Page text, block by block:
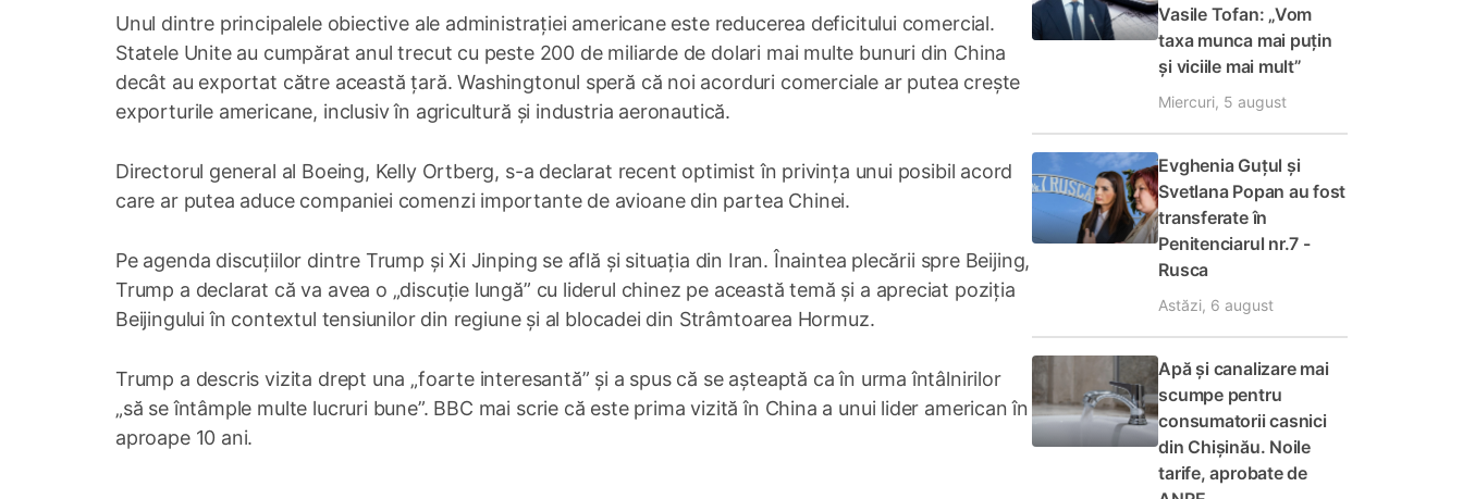
Unul dintre principalele obiective ale administrației americane este reducerea deficitului comercial.
Statele Unite au cumpărat anul trecut cu peste 200 de miliarde de dolari mai multe bunuri din China
decât au exportat către această țară. Washingtonul speră că noi acorduri comerciale ar putea crește
exporturile americane, inclusiv în agricultură și industria aeronautică.
Directorul general al Boeing, Kelly Ortberg, s-a declarat recent optimist în privința unui posibil acord
care ar putea aduce companiei comenzi importante de avioane din partea Chinei.
Pe agenda discuțiilor dintre Trump și Xi Jinping se află și situația din Iran. Înaintea plecării spre Beijing,
Trump a declarat că va avea o „discuție lungă” cu liderul chinez pe această temă și a apreciat poziția
Beijingului în contextul tensiunilor din regiune și al blocadei din Strâmtoarea Hormuz.
Trump a descris vizita drept una „foarte interesantă” și a spus că se așteaptă ca în urma întâlnirilor
„să se întâmple multe lucruri bune”. BBC mai scrie că este prima vizită în China a unui lider american în
aproape 10 ani.
Vasile Tofan: „Vom
taxa munca mai puțin
și viciile mai mult”
Miercuri, 5 august
Evghenia Guțul și
Svetlana Popan au fost
transferate în
Penitenciarul nr.7 -
Rusca
Astăzi, 6 august
Apă și canalizare mai
scumpe pentru
consumatorii casnici
din Chișinău. Noile
tarife, aprobate de